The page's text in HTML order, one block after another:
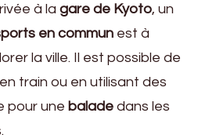
à la gare de Kyoto, un
en commun est à
la ville. Il est possible de
train ou en utilisant des
pour une balade dans les